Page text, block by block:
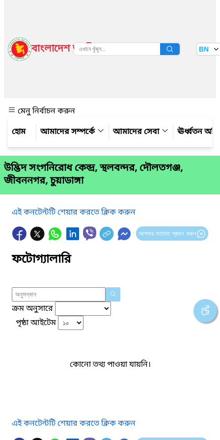
বাংলাদেশ জাতীয় তথ্য বাতায়ন BN
মেনু নির্বাচন করুন
আমাদের সম্পর্কে
আমাদের সেবা ঊর্ধ্বতন
উদ্ভিদ সংগনিরোধ কেন্দ্র, স্থলবন্দর, দৌলতগঞ্জ,
জীবননগর, চুয়াডাঙ্গা
এই কনটেন্টটি শেয়ার করতে ক্লিক করুন
আপনার মতামত প্রদান করুন
ফটোগ্যালারি
ক্রম অনুসারে
পৃষ্ঠা আইটেম
কোনো তথ্য পাওয়া যায়নি।
এই কনটেন্টটি শেয়ার করতে ক্লিক করুন